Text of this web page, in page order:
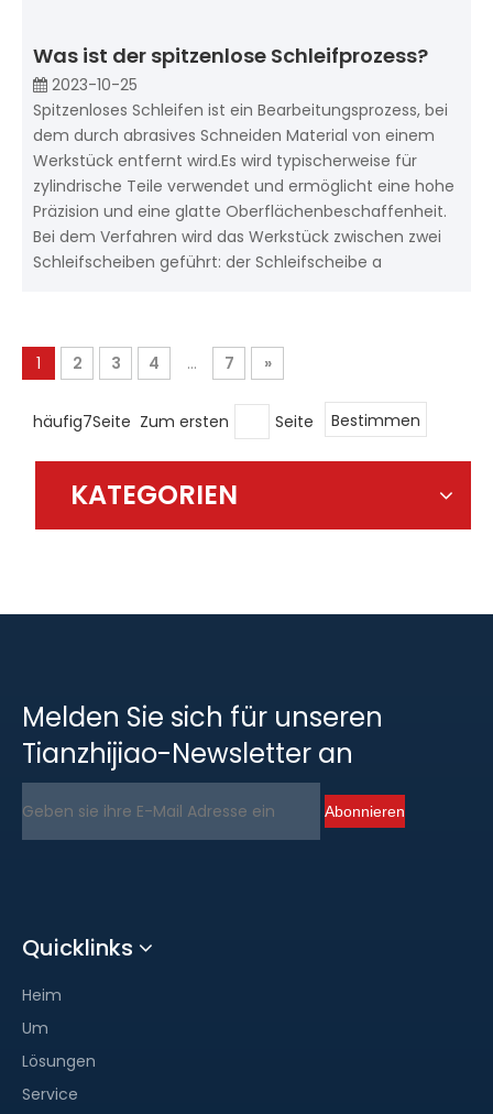
Was ist der spitzenlose Schleifprozess?
2023-10-25
Spitzenloses Schleifen ist ein Bearbeitungsprozess, bei
dem durch abrasives Schneiden Material von einem
Werkstück entfernt wird.Es wird typischerweise für
zylindrische Teile verwendet und ermöglicht eine hohe
Präzision und eine glatte Oberflächenbeschaffenheit.
Bei dem Verfahren wird das Werkstück zwischen zwei
Schleifscheiben geführt: der Schleifscheibe a
1 2 3 4 ... 7 »
häufig7Seite Zum ersten Seite Bestimmen
KATEGORIEN
Melden Sie sich für unseren
Tianzhijiao-Newsletter an
Abonnieren
Quicklinks
Heim
Um
Lösungen
Service